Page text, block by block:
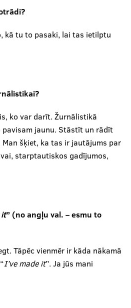
kā tu to pasaki, lai tas ietilptu
ko var darīt. Žurnālistikā
jaunu. Stāstīt un rādīt
šķiet, ka tas ir jautājums par
starptautiskos gadījumos,
it” (no angļu val. – esmu to
Tāpēc vienmēr ir kāda nākamā
I’ve made it”. Ja jūs mani